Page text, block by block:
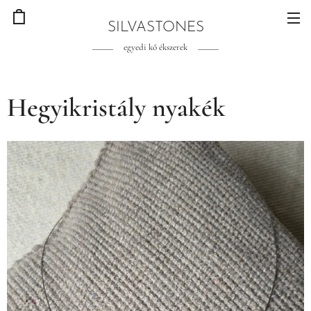
SILVASTONES
egyedi kő ékszerek
Hegyikristály nyakék